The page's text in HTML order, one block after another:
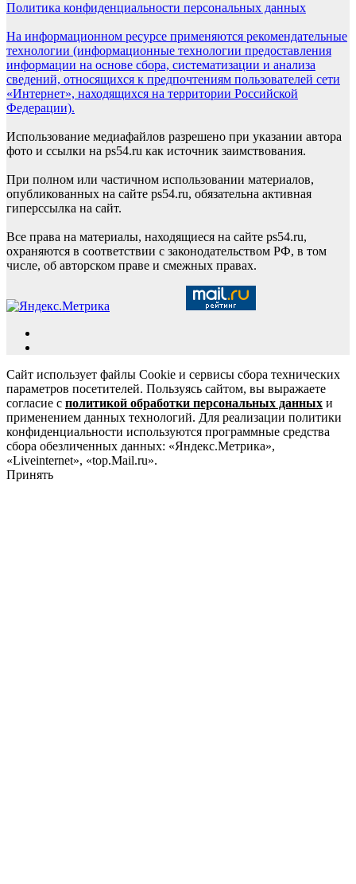
Политика конфиденциальности персональных данных
На информационном ресурсе применяются рекомендательные
технологии (информационные технологии предоставления
информации на основе сбора, систематизации и анализа
сведений, относящихся к предпочтениям пользователей сети
«Интернет», находящихся на территории Российской
Федерации).
Использование медиафайлов разрешено при указании автора
фото и ссылки на ps54.ru как источник заимствования.
При полном или частичном использовании материалов,
опубликованных на сайте ps54.ru, обязательна активная
гиперссылка на сайт.
Все права на материалы, находящиеся на сайте ps54.ru,
охраняются в соответствии с законодательством РФ, в том
числе, об авторском праве и смежных правах.
Сайт использует файлы Cookie и сервисы сбора технических
параметров посетителей. Пользуясь сайтом, вы выражаете
согласие с политикой обработки персональных данных и
применением данных технологий. Для реализации политики
конфиденциальности используются программные средства
сбора обезличенных данных: «Яндекс.Метрика»,
«Liveinternet», «top.Mail.ru».
Принять